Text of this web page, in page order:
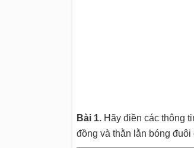
Bài 1.Hãy điền các thông
đồng và thằn lằn bóng đuôi